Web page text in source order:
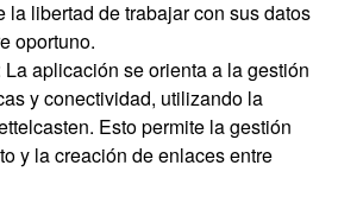
la libertad de trabajar con sus datos
oportuno.
La aplicación se orienta a la gestión
y conectividad, utilizando la
Esto permite la gestión
y la creación de enlaces entre